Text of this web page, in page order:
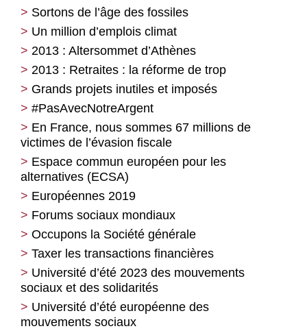
Sortons de l’âge des fossiles
Un million d’emplois climat
2013 : Altersommet d’Athènes
2013 : Retraites : la réforme de trop
Grands projets inutiles et imposés
#PasAvecNotreArgent
En France, nous sommes 67 millions de
victimes de l’évasion fiscale
Espace commun européen pour les
alternatives (ECSA)
Européennes 2019
Forums sociaux mondiaux
Occupons la Société générale
Taxer les transactions financières
Université d’été 2023 des mouvements
sociaux et des solidarités
Université d’été européenne des
mouvements sociaux